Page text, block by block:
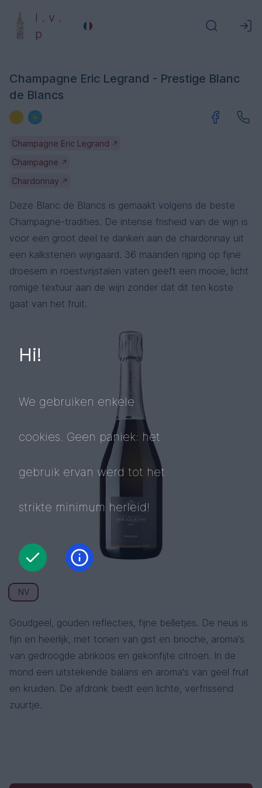
l . v .
p
Champagne Eric Legrand - Prestige Blanc
de Blancs
Champagne Eric Legrand ↗
Champagne ↗
Chardonnay ↗
Deze Blanc de Blancs is gemaakt volgens de beste
Champagne-tradities. De intense frisheid van de wijn is
voor een groot deel te danken aan de chardonnay uit
een kalkstenen wijngaard. 36 maanden rijping op fijne
droesem in roestvrijstalen vaten geeft een mooie, licht
romige textuur aan de wijn zonder dat dit ten koste
gaat van het fruit.
NV
Goudgeel, gouden reflecties, fijne belletjes. De neus is
fijn en heerlijk, met tonen van gist en brioche, aroma's
van gedroogde abrikoos en gekonfijte citroen. In de
mond een uitstekende balans en aroma's van geel fruit
en kruiden. De afdronk biedt een lichte, verfrissend
zuurtje.
Hi!
We gebruiken enkele
cookies. Geen paniek: het
gebruik ervan werd tot het
strikte minimum herleid!